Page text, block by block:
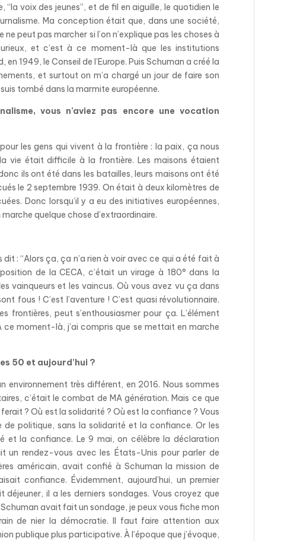
“la voix des jeunes”, et de fil en aiguille, le quotidien le
Ma conception était que, dans une société,
peut pas marcher si l’on n’explique pas les choses à
et c’est à ce moment-là que les institutions
1949, le Conseil de l’Europe. Puis Schuman a créé la
et surtout on m’a chargé un jour de faire son
tombé dans la marmite européenne.
vous n’aviez pas encore une vocation
les gens qui vivent à la frontière : la paix, ça nous
vie était difficile à la frontière. Les maisons étaient
ils ont été dans les batailles, leurs maisons ont été
le 2 septembre 1939. On était à deux kilomètres de
Donc lorsqu’il y a eu des initiatives européennes,
quelque chose d’extraordinaire.
: “Alors ça, ça n’a rien à voir avec ce qui a été fait à
de la CECA, c’était un virage à 180° dans la
vainqueurs et les vaincus. Où vous avez vu ça dans
fous ! C’est l’aventure ! C’est quasi révolutionnaire.
frontières, peut s’enthousiasmer pour ça. L’élément
moment-là, j’ai compris que se mettait en marche
50 et aujourd’hui ?
environnement très différent, en 2016. Nous sommes
c’était le combat de MA génération. Mais ce que
? Où est la solidarité ? Où est la confiance ? Vous
politique, sans la solidarité et la confiance. Or les
et la confiance. Le 9 mai, on célèbre la déclaration
un rendez-vous avec les États-Unis pour parler de
américain, avait confié à Schuman la mission de
confiance. Évidemment, aujourd’hui, un premier
il a les derniers sondages. Vous croyez que
avait fait un sondage, je peux vous fiche mon
de nier la démocratie. Il faut faire attention aux
publique plus participative. À l’époque que j’évoque,